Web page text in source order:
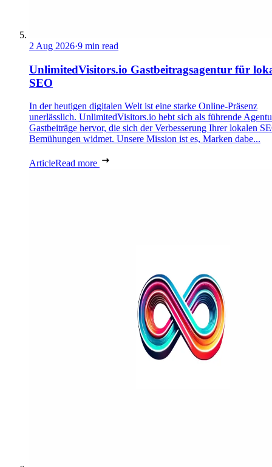
2 Aug 2026·9 min read
UnlimitedVisitors.io Gastbeitragsagentur für
SEO
In der heutigen digitalen Welt ist eine starke Online-Präsenz
unerlässlich. UnlimitedVisitors.io hebt sich als führende
Gastbeiträge hervor, die sich der Verbesserung Ihrer lokalen
Bemühungen widmet. Unsere Mission ist es, Marken dabe...
ArticleRead more